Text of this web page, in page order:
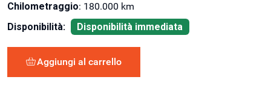
Chilometraggio: 180.000 km
Disponibilità:
Disponibilità immediata
Aggiungi al carrello